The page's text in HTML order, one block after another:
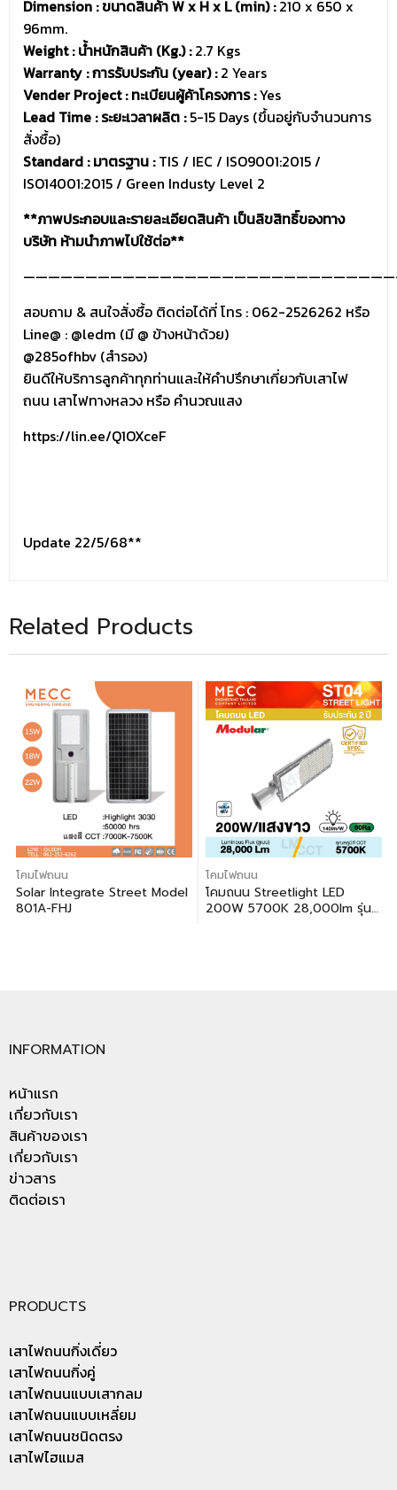
Dimension : ขนาดสินค้า W x H x L (min) :210 x 650 x
96mm.
Weight : น้ำหนักสินค้า (Kg.) :2.7 Kgs
Warranty : การรับประกัน (year) :2 Years
Vender Project : ทะเบียนผู้ค้าโครงการ :Yes
Lead Time : ระยะเวลาผลิต :5-15 Days (ขึ้นอยู่กับจำนวนการ
สั่งซื้อ)
Standard : มาตรฐาน :TIS / IEC / ISO9001:2015 /
ISO14001:2015 / Green Industy Level 2
**ภาพประกอบและรายละเอียดสินค้า เป็นลิขสิทธิ์ของทาง
บริษัท ห้ามนำภาพไปใช้ต่อ**
สอบถาม & สนใจสั่งซื้อ ติดต่อได้ที่ โทร : 062-2526262 หรือ
Line@ : @ledm (มี @ ข้างหน้าด้วย)
@285ofhbv (สำรอง)
ยินดีให้บริการลูกค้าทุกท่านและให้คำปรึกษาเกี่ยวกับเสาไฟ
ถนน เสาไฟทางหลวง หรือ คำนวณแสง
https://lin.ee/Q1OXceF
Update 22/5/68**
Related Products
โคมไฟถนน
Solar Integrate Street Model
801A-FHJ
โคมไฟถนน
โคมถนน Streetlight LED
200W 5700K 28,000lm รุ่น
INFORMATION
หน้าแรก
เกี่ยวกับเรา
สินค้าของเรา
เกี่ยวกับเรา
ข่าวสาร
ติดต่อเรา
PRODUCTS
เสาไฟถนนกิ่งเดี่ยว
เสาไฟถนนกิ่งคู่
เสาไฟถนนแบบเสากลม
เสาไฟถนนแบบเหลี่ยม
เสาไฟถนนชนิดตรง
เสาไฟไฮแมส